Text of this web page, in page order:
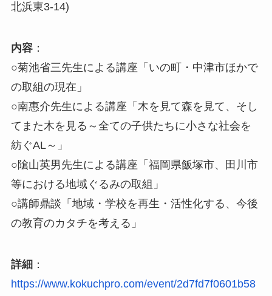
北浜東3-14)
内容：
○菊池省三先生による講座「いの町・中津市ほかで
の取組の現在」
○南惠介先生による講座「木を見て森を見て、そし
てまた木を見る～全ての子供たちに小さな社会を
紡ぐAL～」
○隂山英男先生による講座「福岡県飯塚市、田川市
等における地域ぐるみの取組」
○講師鼎談「地域・学校を再生・活性化する、今後
の教育のカタチを考える」
詳細：
https://www.kokuchpro.com/event/2d7fd7f0601b58